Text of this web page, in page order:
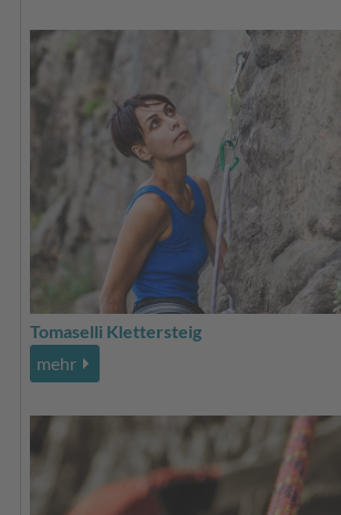
Tomaselli Klettersteig
mehr